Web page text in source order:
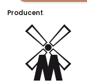
Producent: